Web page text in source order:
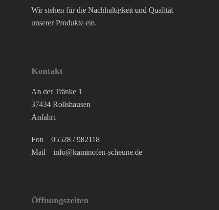
Wir stehen für die Nachhaltigkeit und Qualität
unserer Produkte ein.
Kontakt
An der Tränke 1
37434 Rollshausen
Anfahrt
Fon 05528 / 982118
Mail info@kaminofen-scheune.de
Öffnungszeiten